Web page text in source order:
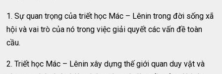
1. Sự quan trọng của triết học Mác – Lênin trong đời sống xã
hội và vai trò của nó trong việc giải quyết các vấn đề toàn
cầu.
2. Triết học Mác – Lênin xây dựng thế giới quan duy vật và